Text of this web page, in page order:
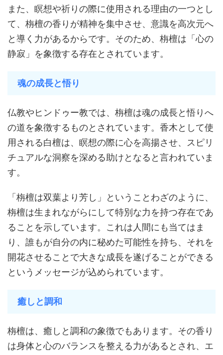
また、瞑想や祈りの際に使用される理由の一つとし
て、栴檀の香りが精神を集中させ、意識を高次元へ
と導く力があるからです。そのため、栴檀は「心の
静寂」を象徴する存在とされています。
魂の成長と悟り
仏教やヒンドゥー教では、栴檀は魂の成長と悟りへ
の道を象徴するものとされています。香木として使
用される白檀は、瞑想の際に心を高揚させ、スピリ
チュアルな洞察を深める助けとなると言われていま
す。
「栴檀は双葉より芳し」ということわざのように、
栴檀は生まれながらにして特別な力を持つ存在であ
ることを示しています。これは人間にも当てはま
り、誰もが自分の内に秘めた可能性を持ち、それを
開花させることで大きな成長を遂げることができる
というメッセージが込められています。
癒しと調和
栴檀は、癒しと調和の象徴でもあります。その香り
は身体と心のバランスを整える力があるとされ、エ